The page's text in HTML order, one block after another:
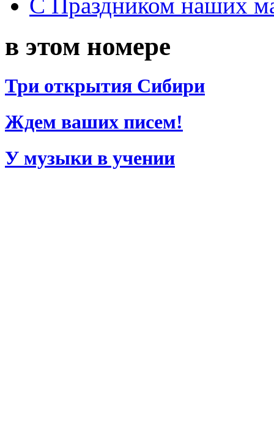
в этом номере
Три открытия Сибири
Ждем ваших писем!
У музыки в учении